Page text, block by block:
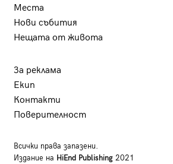
Места
Нови събития
Нещата от живота
За реклама
Екип
Контакти
Поверителност
Всички права запазени.
Издание на HiEnd Publishing2021